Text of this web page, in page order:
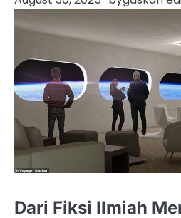
Dari Fiksi Ilmiah